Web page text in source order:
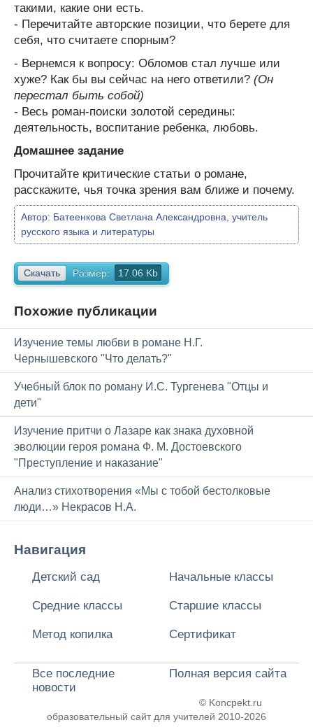
такими, какие они есть.
- Перечитайте авторские позиции, что берете для
себя, что считаете спорным?
- Вернемся к вопросу: Обломов стал лучше или
хуже? Как бы вы сейчас на него ответили? (Он
перестал быть собой)
- Весь роман-поиски золотой середины:
деятельность, воспитание ребенка, любовь.
Домашнее задание
Прочитайте критические статьи о романе,
расскажите, чья точка зрения вам ближе и почему.
Автор: Батеенкова Светлана Александровна, учитель
русского языка и литературы
Скачать Размер: 17.06 Kb
Похожие публикации
Изучение темы любви в романе Н.Г.
Чернышевского "Что делать?"
Учебный блок по роману И.С. Тургенева "Отцы и
дети"
Изучение притчи о Лазаре как знака духовной
эволюции героя романа Ф. М. Достоевского
"Преступление и наказание"
Анализ стихотворения «Мы с тобой бестолковые
люди…» Некрасов Н.А.
Навигация
Детский сад Начальные классы
Средние классы Старшие классы
Метод копилка Сертификат
Все последние
новости
Полная версия сайта
© Koncpekt.ru
образовательный сайт для учителей 2010-2026